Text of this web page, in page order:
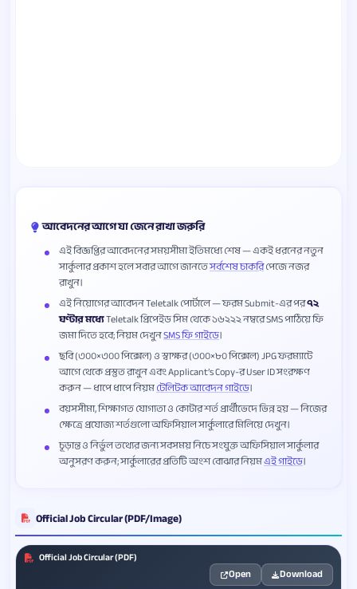
আবেদনের আগে যা জেনে রাখা জরুরি
এই বিজ্ঞপ্তির আবেদনের সময়সীমা ইতিমধ্যে শেষ — একই ধরনের নতুন
সার্কুলার প্রকাশ হলে সবার আগে জানতেসর্বশেষ চাকরিপেজে নজর
রাখুন।
এই নিয়োগের আবেদন Teletalk পোর্টালে — ফরম Submit-এর পর৭২
ঘণ্টার মধ্যেTeletalk প্রিপেইড সিম থেকে ১৬২২২ নম্বরে SMS পাঠিয়ে ফি
জমা দিতে হবে; নিয়ম দেখুনSMS ফি গাইডে।
ছবি (৩০০×৩০০ পিক্সেল) ও স্বাক্ষর (৩০০×৮০ পিক্সেল) JPG ফরম্যাটে
আগে থেকে প্রস্তুত রাখুন এবং Applicant’s Copy-র User ID সংরক্ষণ
করুন — ধাপে ধাপে নিয়মটেলিটক আবেদন গাইডে।
বয়সসীমা, শিক্ষাগত যোগ্যতা ও কোটার শর্ত প্রার্থীভেদে ভিন্ন হয় — নিজের
ক্ষেত্রে প্রযোজ্য শর্তগুলো অফিসিয়াল সার্কুলারে মিলিয়ে দেখুন।
চূড়ান্ত ও নির্ভুল তথ্যের জন্য সবসময় নিচে সংযুক্ত অফিসিয়াল সার্কুলার
অনুসরণ করুন; সার্কুলারের প্রতিটি অংশ বোঝার নিয়মএই গাইডে।
Official Job Circular (PDF/Image)
Official Job Circular (PDF)
Open Download